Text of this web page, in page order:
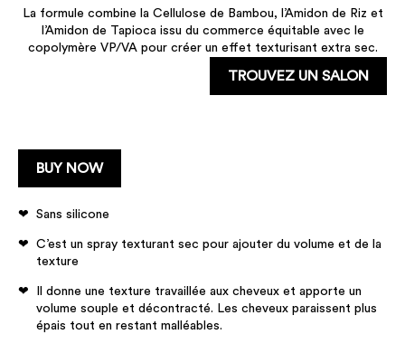
La formule combine la Cellulose de Bambou, l’Amidon de Riz et
l’Amidon de Tapioca issu du commerce équitable avec le
copolymère VP/VA pour créer un effet texturisant extra sec.
TROUVEZ UN SALON
BUY NOW
Sans silicone
C’est un spray texturant sec pour ajouter du volume et de la
texture
Il donne une texture travaillée aux cheveux et apporte un
volume souple et décontracté. Les cheveux paraissent plus
épais tout en restant malléables.